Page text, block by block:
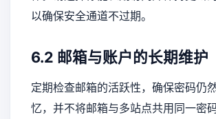
以确保安全通道不过期。
6.2 邮箱与账户的长期维护
定期检查邮箱的活跃性，确保密码仍
忆，并不将邮箱与多站点共用同一密